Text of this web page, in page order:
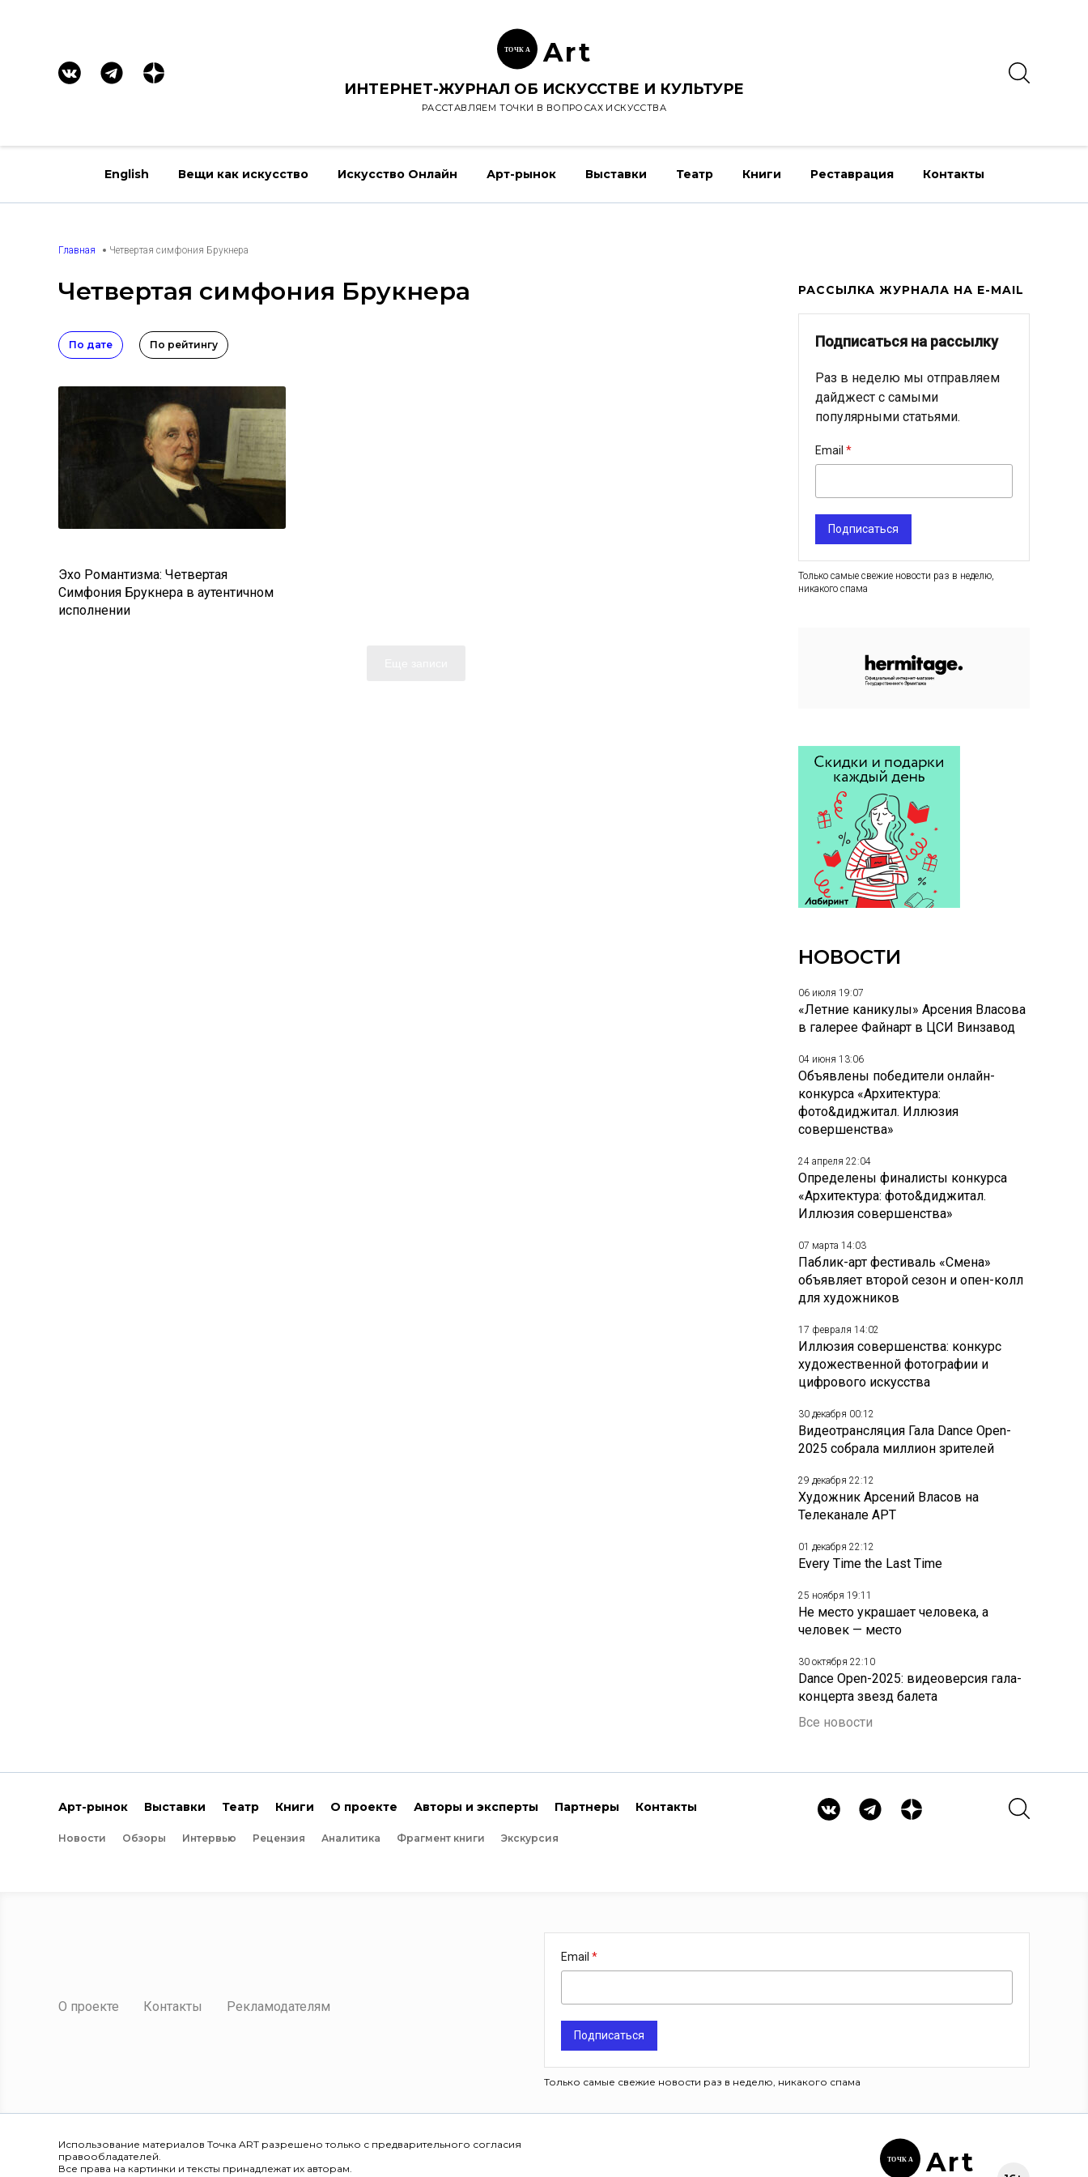
ТОЧК А Art
ИНТЕРНЕТ-ЖУРНАЛ ОБ ИСКУССТВЕ И КУЛЬТУРЕ
РАССТАВЛЯЕМ ТОЧКИ В ВОПРОСАХ ИСКУССТВА
English Вещи как искусство Искусство Онлайн Арт-рынок Выставки Театр Книги Реставрация Контакты
Главная Четвертая симфония Брукнера
Четвертая симфония Брукнера
По дате По рейтингу
Эхо Романтизма: Четвертая
Симфония Брукнера в аутентичном
исполнении
РАССЫЛКА ЖУРНАЛА НА E-MAIL
Подписаться на рассылку
Раз в неделю мы отправляем
дайджест с самыми
популярными статьями.
Email
Подписаться
Только самые свежие новости раз в неделю,
никакого спама
НОВОСТИ
06 июля 19:07
«Летние каникулы» Арсения Власова
в галерее Файнарт в ЦСИ Винзавод
04 июня 13:06
Объявлены победители онлайн-
конкурса «Архитектура:
фото&диджитал. Иллюзия
совершенства»
24 апреля 22:04
Определены финалисты конкурса
«Архитектура: фото&диджитал.
Иллюзия совершенства»
07 марта 14:03
Паблик-арт фестиваль «Смена»
объявляет второй сезон и опен-колл
для художников
17 февраля 14:02
Иллюзия совершенства: конкурс
художественной фотографии и
цифрового искусства
30 декабря 00:12
Видеотрансляция Гала Dance Open-
2025 собрала миллион зрителей
29 декабря 22:12
Художник Арсений Власов на
Телеканале АРТ
01 декабря 22:12
Every Time the Last Time
25 ноября 19:11
Не место украшает человека, а
человек — место
30 октября 22:10
Dance Open-2025: видеоверсия гала-
концерта звезд балета
Все новости
Арт-рынок Выставки Театр Книги О проекте Авторы и эксперты Партнеры Контакты
Новости Обзоры Интервью Рецензия Аналитика Фрагмент книги Экскурсия
О проекте Контакты Рекламодателям
Email
Подписаться
Только самые свежие новости раз в неделю, никакого спама
Использование материалов Точка ART разрешено только с предварительного согласия
правообладателей.
Все права на картинки и тексты принадлежат их авторам.
ТОЧК А Art